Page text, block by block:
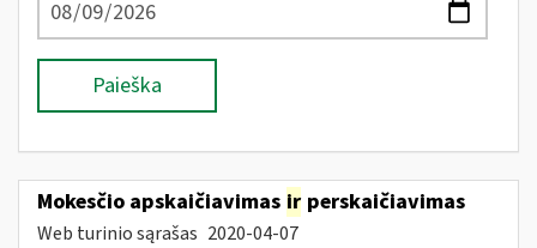
Paieška
Mokesčio apskaičiavimas ir perskaičiavimas
Web turinio sąrašas 2020-04-07